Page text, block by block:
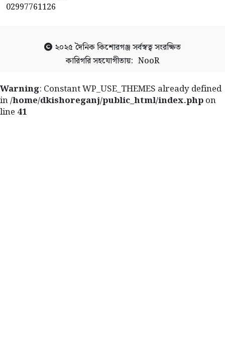
02997761126
২০২৫দৈনিক কিশোরগঞ্জসর্বস্বত্ব সংরক্ষিত
কারিগরি সহযোগীতায়: NooR
Warning: Constant WP_USE_THEMES already defined
in/home/dkishoreganj/public_html/index.phpon
line 41